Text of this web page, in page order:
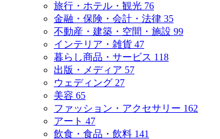
旅行・ホテル・観光 76
金融・保険・会計・法律 35
不動産・建築・空間・施設 99
インテリア・雑貨 47
暮らし商品・サービス 118
出版・メディア 57
ウェディング 27
美容 65
ファッション・アクセサリー 162
アート 47
飲食・食品・飲料 141